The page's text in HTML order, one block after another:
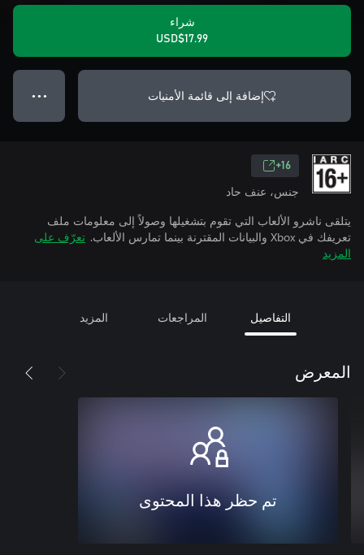
شراء
USD$17.99
إضافة إلى قائمة الأمنيات ● ● ●
16+
جنس، عنف حاد
يتلقى ناشرو الألعاب التي تقوم بتشغيلها وصولاً إلى معلومات ملف
تعريفك في Xbox والبيانات المقترنة بينما تمارس الألعاب.
تعرّف على
المزيد
التفاصيل المراجعات المزيد
المعرض
تم حظر هذا المحتوى